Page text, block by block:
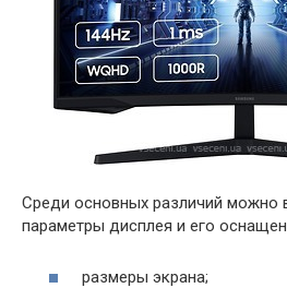
Среди основных различий можно
параметры дисплея и его
размеры экрана;